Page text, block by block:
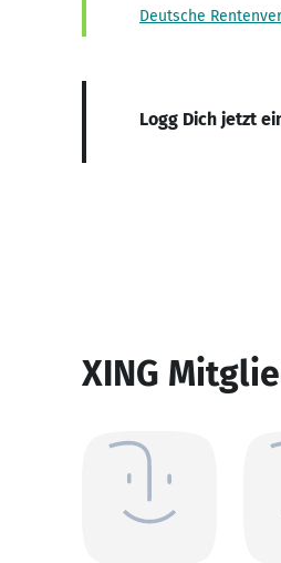
Deutsche
Logg Dich jetzt
XING